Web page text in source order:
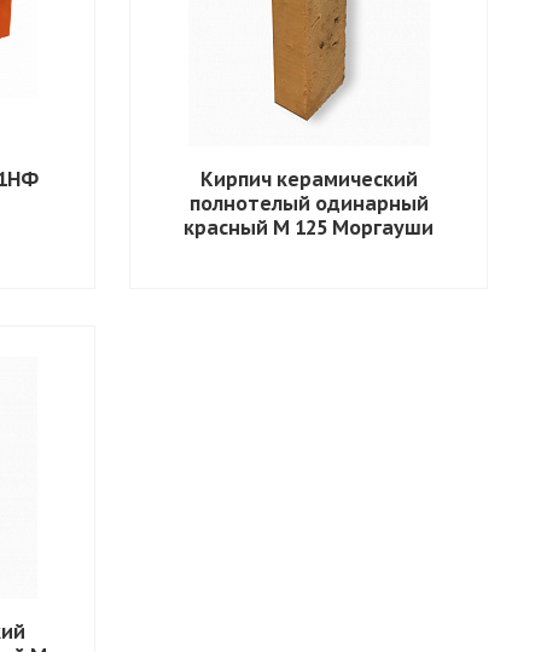
Кирпич керамический
полнотелый одинарный
красный М 125 Моргауши